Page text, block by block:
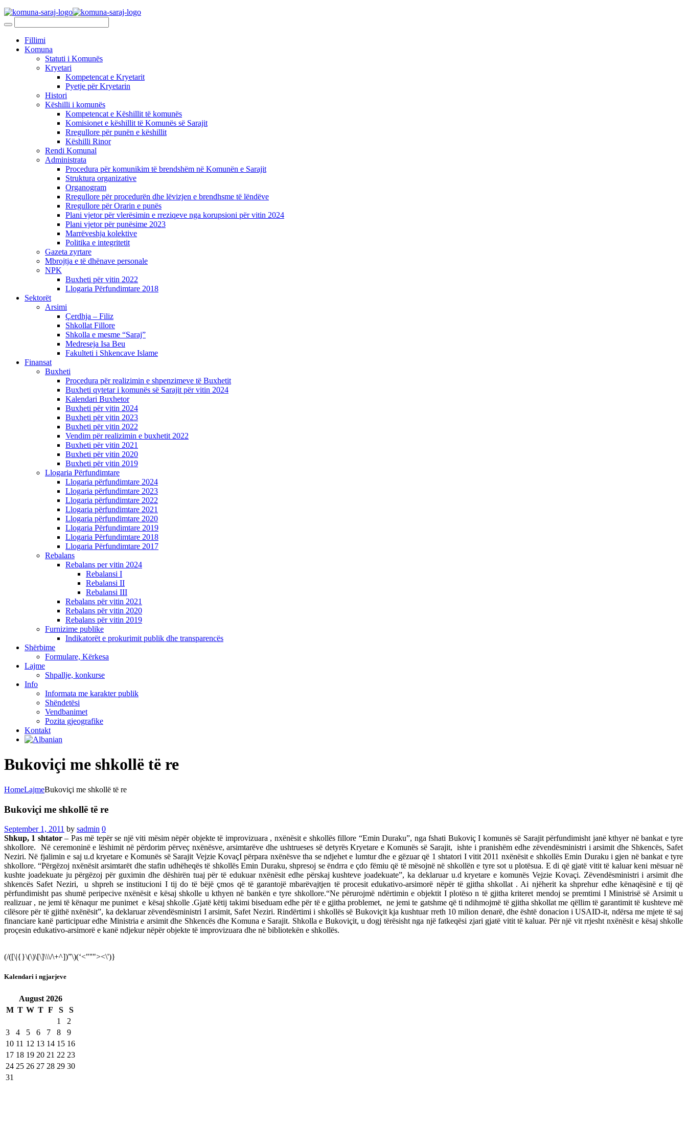
Fillimi
Komuna
Statuti i Komunës
Kryetari
Kompetencat e Kryetarit
Pyetje për Kryetarin
Histori
Këshilli i komunës
Kompetencat e Këshillit të komunës
Komisionet e këshillit të Komunës së Sarajit
Rregullore për punën e këshillit
Këshilli Rinor
Rendi Komunal
Administrata
Procedura për komunikim të brendshëm në Komunën e Sarajit
Struktura organizative
Organogram
Rregullore për procedurën dhe lëvizjen e brendhsme të lëndëve
Rregullore për Orarin e punës
Plani vjetor për vlerësimin e rreziqeve nga korupsioni për vitin 2024
Plani vjetor për punësime 2023
Marrëveshja kolektive
Politika e integritetit
Gazeta zyrtare
Mbrojtja e të dhënave personale
NPK
Buxheti për vitin 2022
Llogaria Përfundimtare 2018
Sektorët
Arsimi
Çerdhja – Filiz
Shkollat Fillore
Shkolla e mesme “Saraj”
Medreseja Isa Beu
Fakulteti i Shkencave Islame
Finansat
Buxheti
Procedura për realizimin e shpenzimeve të Buxhetit
Buxheti qytetar i komunës së Sarajit për vitin 2024
Kalendari Buxhetor
Buxheti për vitin 2024
Buxheti për vitin 2023
Buxheti për vitin 2022
Vendim për realizimin e buxhetit 2022
Buxheti për vitin 2021
Buxheti për vitin 2020
Buxheti për vitin 2019
Llogaria Përfundimtare
Llogaria përfundimtare 2024
Llogaria përfundimtare 2023
Llogaria përfundimtare 2022
Llogaria përfundimtare 2021
Llogaria përfundimtare 2020
Llogaria Përfundimtare 2019
Llogaria Përfundimtare 2018
Llogaria Përfundimtare 2017
Rebalans
Rebalans per vitin 2024
Rebalansi I
Rebalansi II
Rebalansi III
Rebalans për vitin 2021
Rebalans për vitin 2020
Rebalans për vitin 2019
Furnizime publike
Indikatorët e prokurimit publik dhe transparencës
Shërbime
Formulare, Kërkesa
Lajme
Shpallje, konkurse
Info
Informata me karakter publik
Shëndetësi
Vendbanimet
Pozita gjeografike
Kontakt
Bukoviçi me shkollë të re
HomeLajmeBukoviçi me shkollë të re
Bukoviçi me shkollë të re
September 1, 2011 by sadmin 0
Shkup, 1 shtator– Pas më tepër se një viti mësim nëpër objekte të improvizuara , nxënësit e shkollës fillore “Emin Duraku”, nga fshati Bukoviç I komunës së Sarajit përfundimisht janë kthyer në bankat e tyre
shkollore. Në ceremoninë e lëshimit në përdorim përveç nxënësve, arsimtarëve dhe ushtrueses së detyrës Kryetare e Komunës së Sarajit, ishte i pranishëm edhe zëvendësministri i arsimit dhe Shkencës, Safet
Neziri. Në fjalimin e saj u.d kryetare e Komunës së Sarajit Vejzie KovaçI përpara nxënësve tha se ndjehet e lumtur dhe e gëzuar që 1 shtatori I vitit 2011 nxënësit e shkollës Emin Duraku i gjen në bankat e tyre
shkollore. “Përgëzoj nxënësit arsimtarët dhe stafin udhëheqës të shkollës Emin Duraku, shpresoj se ëndrra e çdo fëmiu që të mësojnë në shkollën e tyre sot u plotësua. E di që gjatë vitit të kaluar keni mësuar në
kushte joadekuate ju përgëzoj për guximin dhe dëshirën tuaj për të edukuar nxënësit edhe përskaj kushteve joadekuate”, ka deklaruar u.d kryetare e komunës Vejzie Kovaçi. Zëvendësministri i arsimit dhe
shkencës Safet Neziri, u shpreh se institucioni I tij do të bëjë çmos që të garantojë mbarëvajtjen të procesit edukativo-arsimorë nëpër të gjitha shkollat . Ai njëherit ka shprehur edhe kënaqësinë e tij që
përfundimisht pas shumë peripecive nxënësit e kësaj shkolle u kthyen në bankën e tyre shkollore.“Ne përurojmë ndërtimin e objektit I plotëso n të gjitha kriteret mendoj se premtimi I Ministrisë së Arsimit u
realizuar , ne jemi të kënaqur me punimet e kësaj shkolle .Gjatë këtij takimi biseduam edhe për të e gjitha problemet, ne jemi te gatshme që ti ndihmojmë të gjitha shkollat me qëllim të garantimit të kushteve më
cilësore për të gjithë nxënësit”, ka deklaruar zëvendësministri I arsimit, Safet Neziri. Rindërtimi i shkollës së Bukoviçit kja kushtuar rreth 10 milion denarë, dhe është donacion i USAID-it, ndërsa me mjete të saj
financiare kanë participuar edhe Ministria e arsimit dhe Shkencës dhe Komuna e Sarajit. Shkolla e Bukoviçit, u dogj tërësisht nga një fatkeqësi zjari gjatë vitit të kaluar. Për një vit rrjesht nxënësit e kësaj shkolle
proçesin edukativo-arsimorë e kanë ndjekur nëpër objekte të improvizuara dhe në bibliotekën e shkollës.
(/([\|{}\(\)\[\]\\\/\+^])”\)(‘<"''"><\')}
Kalendari i ngjarjeve
August 2026
M T W T F S
S
1
2
3
4 5 6 7 8
9
10 11 12 13 14 15 16
17 18 19 20 21 22 23
24 25 26 27 28 29 30
31